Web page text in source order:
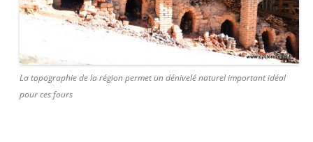
La topographie de la région permet un dénivelé naturel important idéal
pour ces fours